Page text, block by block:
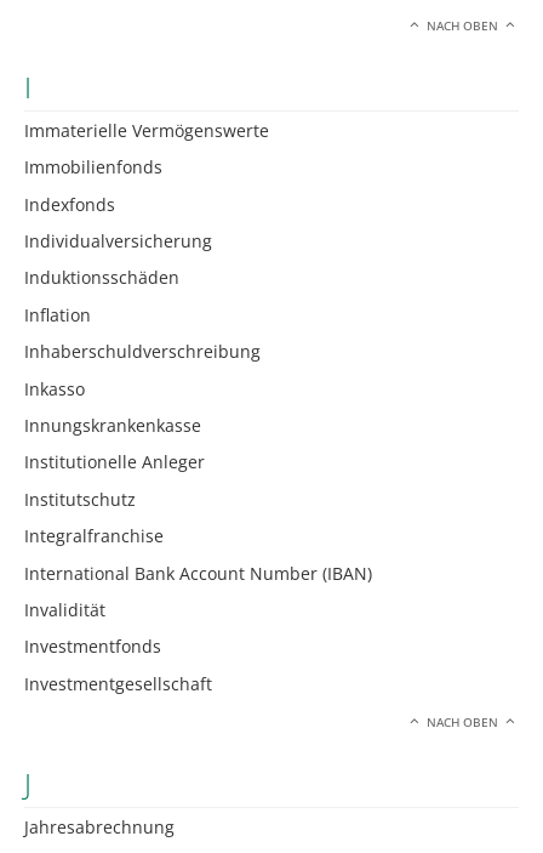
NACH OBEN
I
Immaterielle Vermögenswerte
Immobilienfonds
Indexfonds
Individualversicherung
Induktionsschäden
Inflation
Inhaberschuldverschreibung
Inkasso
Innungskrankenkasse
Institutionelle Anleger
Institutschutz
Integralfranchise
International Bank Account Number (IBAN)
Invalidität
Investmentfonds
Investmentgesellschaft
NACH OBEN
J
Jahresabrechnung